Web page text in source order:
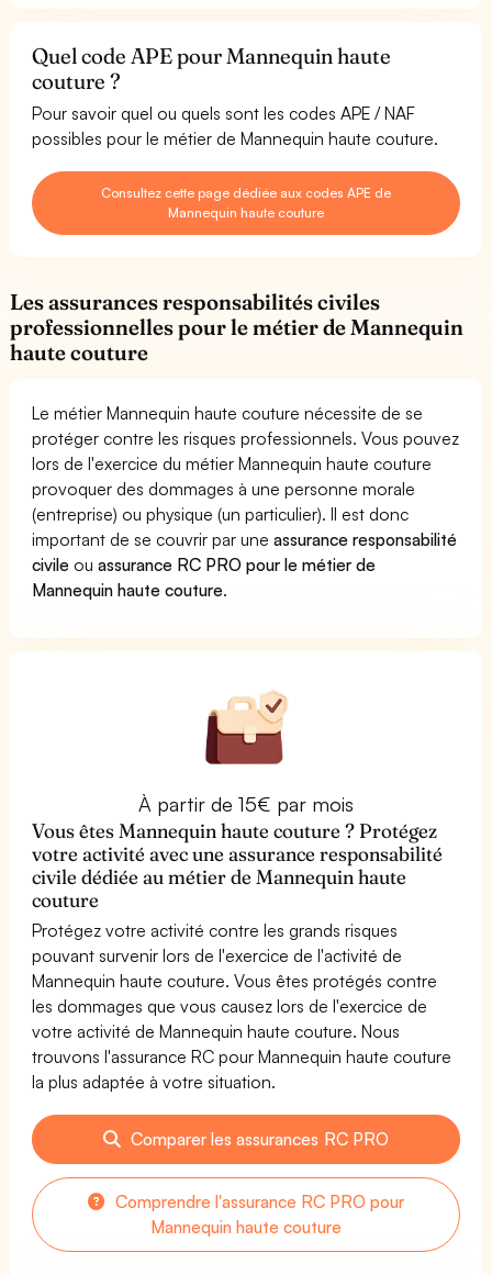
Quel code APE pour Mannequin haute
couture ?
Pour savoir quel ou quels sont les codes APE / NAF
possibles pour le métier de Mannequin haute couture.
Consultez cette page dédiée aux codes APE de
Mannequin haute couture
Les assurances responsabilités civiles
professionnelles pour le métier de Mannequin
haute couture
Le métier Mannequin haute couture nécessite de se
protéger contre les risques professionnels. Vous pouvez
lors de l'exercice du métier Mannequin haute couture
provoquer des dommages à une personne morale
(entreprise) ou physique (un particulier). Il est donc
important de se couvrir par uneassurance responsabilité
civile ouassurance RC PRO pour le métier de
Mannequin haute couture.
À partir de 15€ par mois
Vous êtes Mannequin haute couture ? Protégez
votre activité avec une assurance responsabilité
civile dédiée au métier de Mannequin haute
couture
Protégez votre activité contre les grands risques
pouvant survenir lors de l'exercice de l'activité de
Mannequin haute couture. Vous êtes protégés contre
les dommages que vous causez lors de l'exercice de
votre activité de Mannequin haute couture. Nous
trouvons l'assurance RC pour Mannequin haute couture
la plus adaptée à votre situation.
Comparer les assurances RC PRO
Comprendre l'assurance RC PRO pour
Mannequin haute couture